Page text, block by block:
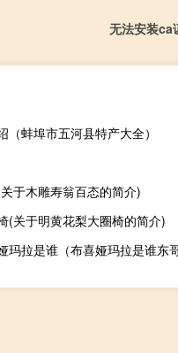
无法安装ca
（蚌埠市五河县特产大全）
于木雕寿翁百态的简介)
(关于明黄花梨大圈椅的简介)